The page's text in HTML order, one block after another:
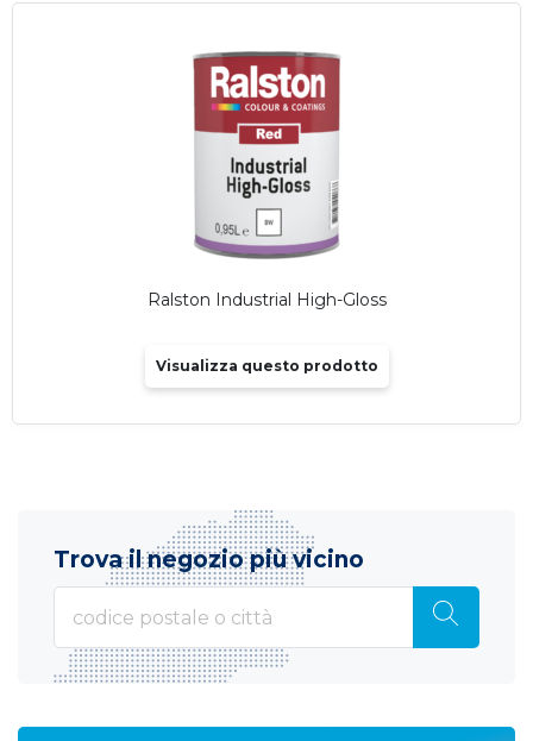
Ralston Industrial High-Gloss
Visualizza questo prodotto
Trova il negozio più vicino